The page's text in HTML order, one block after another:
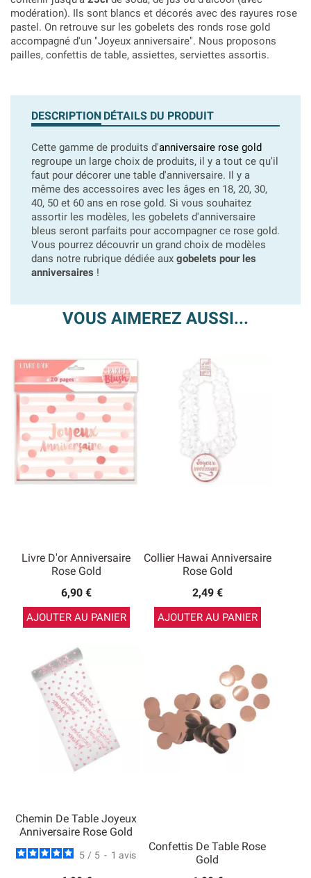
modération). Ils sont blancs et décorés avec des rayures rose
pastel. On retrouve sur les gobelets des ronds rose gold
accompagné d'un "Joyeux anniversaire". Nous proposons
pailles, confettis de table, assiettes, serviettes assortis.
DESCRIPTION DÉTAILS DU PRODUIT
Cette gamme de produits d'anniversaire rose gold
regroupe un large choix de produits, il y a tout ce qu'il
faut pour décorer une table d'anniversaire. Il y a
même des accessoires avec les âges en 18, 20, 30,
40, 50 et 60 ans en rose gold. Si vous souhaitez
assortir les modèles, les gobelets d'anniversaire
bleus seront parfaits pour accompagner ce rose gold.
Vous pourrez découvrir un grand choix de modèles
dans notre rubrique dédiée aux gobelets pour les
anniversaires !
VOUS AIMEREZ AUSSI...
Livre D'or Anniversaire
Rose Gold
6,90 €
AJOUTER AU PANIER
Collier Hawai Anniversaire
Rose Gold
2,49 €
AJOUTER AU PANIER
Chemin De Table Joyeux
Anniversaire Rose Gold
5 / 5 - 1 avis
Confettis De Table Rose
Gold